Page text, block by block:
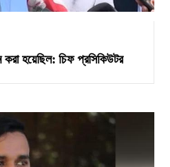
হয়েছিল: চিফ প্রসিকিউটর